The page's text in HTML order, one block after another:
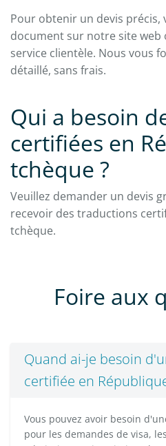
Pour obtenir un devis
document sur notre site
service clientèle. Nous vous
détaillé, sans frais.
Qui a besoin
certifiées en
tchèque ?
Veuillez demander un devis
recevoir des traductions
tchèque.
Foire aux
Quand ai-je besoin
certifiée en
Vous pouvez avoir besoin
pour les demandes de visa,